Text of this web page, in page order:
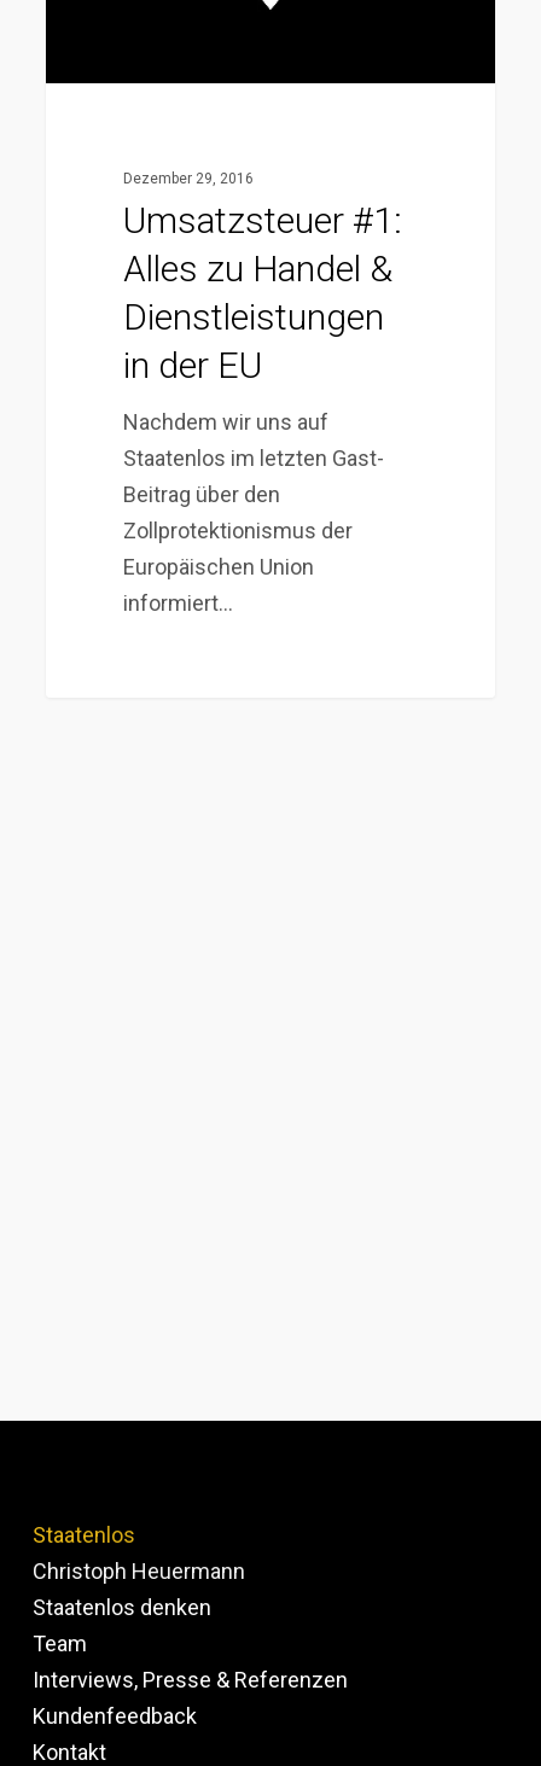
der
Dezember 29, 2016
Umsatzsteuer #1:
Alles zu Handel &
Dienstleistungen
in der EU
Nachdem wir uns auf
Staatenlos im letzten Gast-
Beitrag über den
Zollprotektionismus der
Europäischen Union
informiert…
Staatenlos
Christoph Heuermann
Staatenlos denken
Team
Interviews, Presse & Referenzen
Kundenfeedback
Kontakt